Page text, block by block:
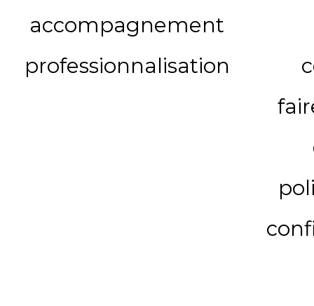
accompagnement
professionnalisation